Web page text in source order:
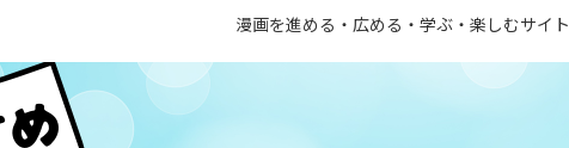
漫画を進める・広める・学ぶ・楽しむサイト